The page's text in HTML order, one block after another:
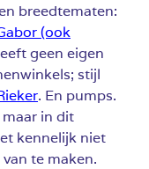
breedtematen:
(ook
geen eigen
stijl
. En pumps.
in dit
kennelijk niet
te maken.